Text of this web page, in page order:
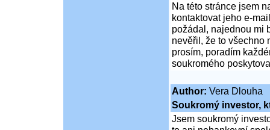
Na této stránce jsem
kontaktovat jeho e-
požádal, najednou mi
nevěřil, že to všechno
prosím, poradím
soukromého
Author: Vera Dlouha
Soukromý investor,
Jsem soukromý